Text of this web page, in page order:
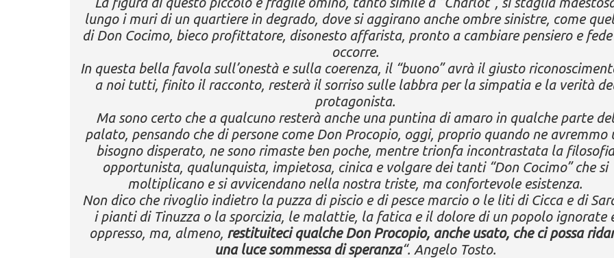
lungo i muri di un quartiere in degrado, dove si aggirano anche ombre sinistre, come
di Don Cocimo, bieco profittatore, disonesto affarista, pronto a cambiare pensiero e fede
occorre.
In questa bella favola sull’onestà e sulla coerenza, il “buono” avrà il giusto
a noi tutti, finito il racconto, resterà il sorriso sulle labbra per la simpatia e la verità
protagonista.
Ma sono certo che a qualcuno resterà anche una puntina di amaro in qualche parte del
palato, pensando che di persone come Don Procopio, oggi, proprio quando ne avremmo
bisogno disperato, ne sono rimaste ben poche, mentre trionfa incontrastata la filosofia
opportunista, qualunquista, impietosa, cinica e volgare dei tanti “Don Cocimo” che si
moltiplicano e si avvicendano nella nostra triste, ma confortevole esistenza.
Non dico che rivoglio indietro la puzza di piscio e di pesce marcio o le liti di Cicca e di
i pianti di Tinuzza o la sporcizia, le malattie, la fatica e il dolore di un popolo ignorate
oppresso, ma, almeno, restituiteci qualche Don Procopio, anche usato, che ci possa
una luce sommessa di speranza“. Angelo Tosto.